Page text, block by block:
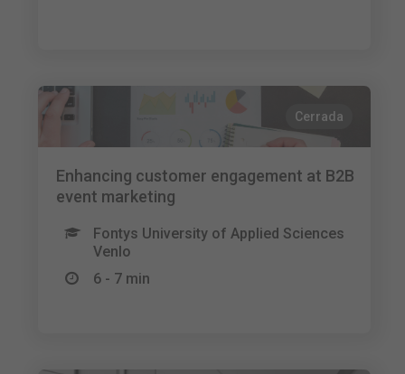
Cerrada
Enhancing customer engagement at B2B
event marketing
Fontys University of Applied Sciences
Venlo
6 - 7 min